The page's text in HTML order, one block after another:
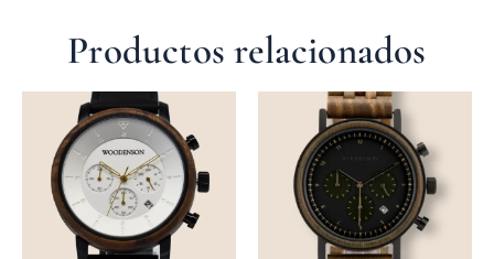
Productos relacionados